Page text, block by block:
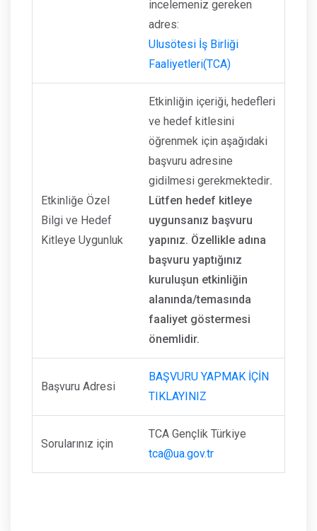
incelemeniz gereken
adres:
Ulusötesi İş Birliği
Faaliyetleri(TCA)
Etkinliğe Özel
Bilgi ve Hedef
Kitleye Uygunluk
Etkinliğin içeriği, hedefleri
ve hedef kitlesini
öğrenmek için aşağıdaki
başvuru adresine
gidilmesi gerekmektedir.
Lütfen hedef kitleye
uygunsanız başvuru
yapınız. Özellikle adına
başvuru yaptığınız
kuruluşun etkinliğin
alanında/temasında
faaliyet göstermesi
önemlidir.
Başvuru Adresi
BAŞVURU YAPMAK İÇİN
TIKLAYINIZ
Sorularınız için
TCA Gençlik Türkiye
tca@ua.gov.tr